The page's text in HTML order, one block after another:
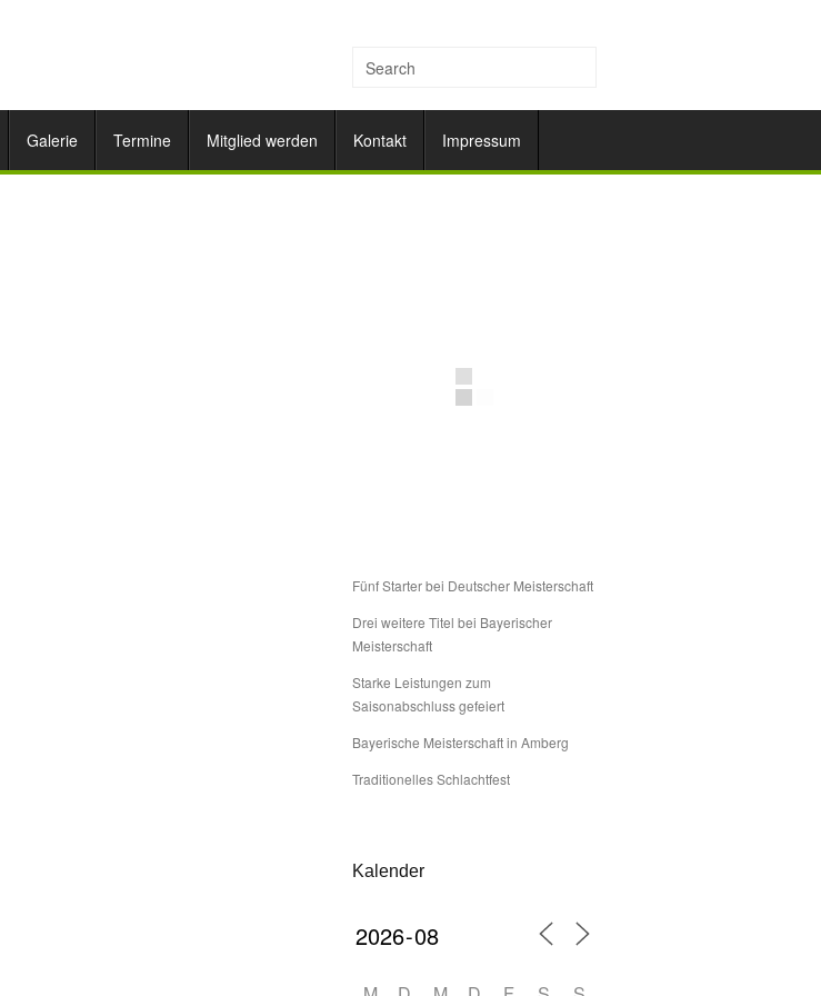
Galerie Termine Mitglied werden Kontakt Impressum
Fünf Starter bei Deutscher Meisterschaft
Drei weitere Titel bei Bayerischer
Meisterschaft
Starke Leistungen zum
Saisonabschluss gefeiert
Bayerische Meisterschaft in Amberg
Traditionelles Schlachtfest
Kalender